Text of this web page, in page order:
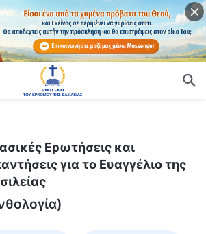
Ερωτήσεις και
για το Ευαγγέλιο της